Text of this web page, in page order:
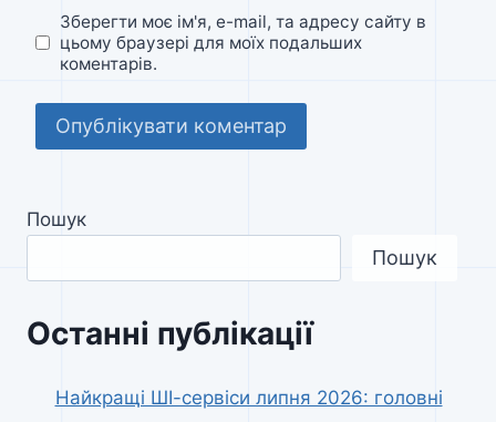
Зберегти моє ім'я, e-mail, та адресу сайту в
цьому браузері для моїх подальших
коментарів.
Пошук
Пошук
Останні публікації
Найкращі ШІ-сервіси липня 2026: головні